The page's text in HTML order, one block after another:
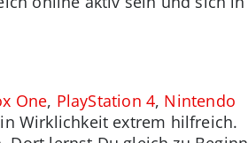
One, PlayStation 4, Nintendo
Wirklichkeit extrem hilfreich.